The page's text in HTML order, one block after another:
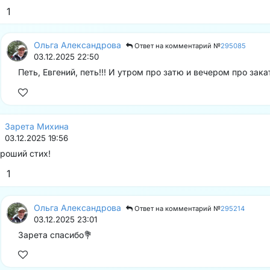
1
Ольга Александрова Ответ на комментарий №295085
03.12.2025 22:50
Петь, Евгений, петь!!! И утром про затю и вечером про
Зарета Михина
03.12.2025 19:56
стих!
1
Ольга Александрова Ответ на комментарий №295214
03.12.2025 23:01
Зарета спасибо💐